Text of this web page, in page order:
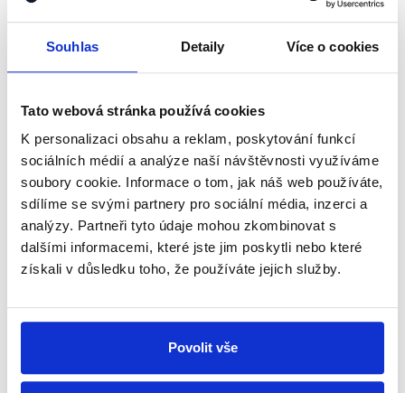
Souhlas Detaily Více o cookies
Tato webová stránka používá cookies
K personalizaci obsahu a reklam, poskytování funkcí
sociálních médií a analýze naší návštěvnosti využíváme
soubory cookie. Informace o tom, jak náš web používáte,
sdílíme se svými partnery pro sociální média, inzerci a
analýzy. Partneři tyto údaje mohou zkombinovat s
dalšími informacemi, které jste jim poskytli nebo které
získali v důsledku toho, že používáte jejich služby.
Povolit vše
shrnutí nejzajímavějších článků a analýz.
Začněte nás odebírat, a mějte tak
přehled o tom, jaké dezinformace a
nepravdy se zrovna v Česku šíří.
Newsletter WhatsApp
Sociální sítě
z Demagog.cz. Sdílením našich
příspěvků přátelům podpoříte naši
práci.